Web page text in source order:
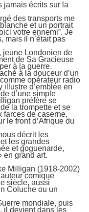
jamais écrits sur la
des transports me
et un portrait
votre ennemi”. Je
mais il n’était pas
jeune Londonien de
de Sa Gracieuse
à la guerre.
à la douceur d’un
opérateur radio
illustre d’emblée en
d’une simple
préfère se
la trompette et se
farces de caserne,
le front d’Afrique du
décrit les
les grandes
et goguenarde,
en grand art.
Milligan (1918-2002)
comique
siècle, aussi
Coluche ou un
mondiale, puis
il devient dans les